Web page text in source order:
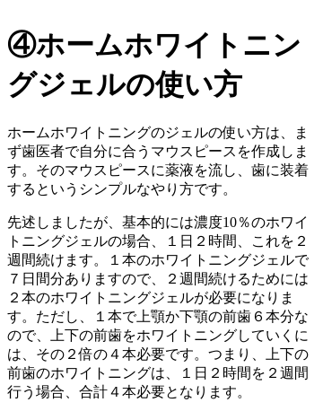
④ホームホワイトニン
グジェルの使い方
ホームホワイトニングのジェルの使い方は、ま
ず歯医者で自分に合うマウスピースを作成しま
す。そのマウスピースに薬液を流し、歯に装着
するというシンプルなやり方です。
先述しましたが、基本的には濃度10％のホワイ
トニングジェルの場合、１日２時間、これを２
週間続けます。１本のホワイトニングジェルで
７日間分ありますので、２週間続けるためには
２本のホワイトニングジェルが必要になりま
す。ただし、１本で上顎か下顎の前歯６本分な
ので、上下の前歯をホワイトニングしていくに
は、その２倍の４本必要です。つまり、上下の
前歯のホワイトニングは、１日２時間を２週間
行う場合、合計４本必要となります。